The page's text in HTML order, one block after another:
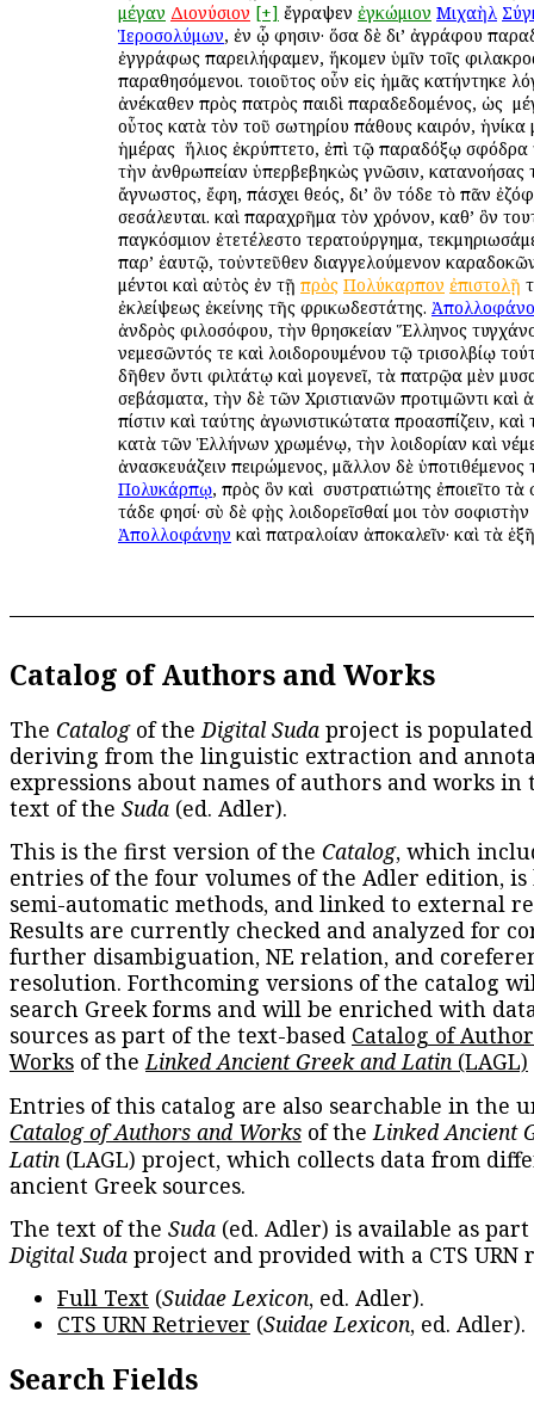
μέγαν Διονύσιον [+] ἔγραψεν ἐγκώμιον Μιχαὴλ
Ἱεροσολύμων, ἐν ᾧ φησιν· ὅσα δὲ δι’ ἀγράφου
ἐγγράφως παρειλήφαμεν, ἥκομεν ὑμῖν τοῖς
παραθησόμενοι. τοιοῦτος οὖν εἰς ἡμᾶς κατήντηκε
ἀνέκαθεν πρὸς πατρὸς παιδὶ παραδεδομένος, ὡς ὁ
οὗτος κατὰ τὸν τοῦ σωτηρίου πάθους καιρόν, ἡνίκα
ἡμέρας ὁ ἥλιος ἐκρύπτετο, ἐπὶ τῷ παραδόξῳ σφόδρα
τὴν ἀνθρωπείαν ὑπερβεβηκὼς γνῶσιν, κατανοήσας
ἄγνωστος, ἔφη, πάσχει θεός, δι’ ὃν τόδε τὸ πᾶν
σεσάλευται. καὶ παραχρῆμα τὸν χρόνον, καθ’ ὃν
παγκόσμιον ἐτετέλεστο τερατούργημα,
παρ’ ἑαυτῷ, τοὐντεῦθεν διαγγελούμενον
μέντοι καὶ αὐτὸς ἐν τῇ πρὸς Πολύκαρπον ἐπιστολῇ
ἐκλείψεως ἐκείνης τῆς φρικωδεστάτης.
ἀνδρὸς φιλοσόφου, τὴν θρησκείαν Ἕλληνος
νεμεσῶντός τε καὶ λοιδορουμένου τῷ τρισολβίῳ
δῆθεν ὄντι φιλτάτῳ καὶ ὁμογενεῖ, τὰ πατρῷα μὲν
σεβάσματα, τὴν δὲ τῶν Χριστιανῶν προτιμῶντι καὶ
πίστιν καὶ ταύτης ἀγωνιστικώτατα προασπίζειν,
κατὰ τῶν Ἑλλήνων χρωμένῳ, τὴν λοιδορίαν καὶ
ἀνασκευάζειν πειρώμενος, μᾶλλον δὲ ὑποτιθέμενος
Πολυκάρπῳ, πρὸς ὃν καὶ ὁ συστρατιώτης ἐποιεῖτο
τάδε φησί· σὺ δὲ φῂς λοιδορεῖσθαί μοι τὸν σοφιστὴν
Ἀπολλοφάνην καὶ πατραλοίαν ἀποκαλεῖν· καὶ τὰ
Catalog of Authors and Works
The Catalogof theDigital Suda project is
deriving from the linguistic extraction and
expressions about names of authors and works in
text of the Suda (ed. Adler).
This is the first version of the Catalog, which
entries of the four volumes of the Adler edition, is
semi-automatic methods, and linked to external
Results are currently checked and analyzed for
further disambiguation, NE relation, and
resolution. Forthcoming versions of the catalog
search Greek forms and will be enriched with
sources as part of the text-based Catalog of
Works of theLinked Ancient Greek and Latin (LAGL)
Entries of this catalog are also searchable in the
Catalog of Authors and Works of theLinked Ancient
Latin (LAGL) project, which collects data from
ancient Greek sources.
The text of the Suda (ed. Adler) is available as
Digital Suda project and provided with a CTS URN
Full Text (Suidae Lexicon, ed. Adler).
CTS URN Retriever (Suidae Lexicon, ed. Adler).
Search Fields